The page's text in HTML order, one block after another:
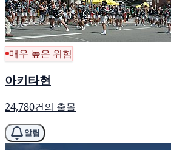
매우 높은 위험
아키타현
24,780건의 출몰
알림